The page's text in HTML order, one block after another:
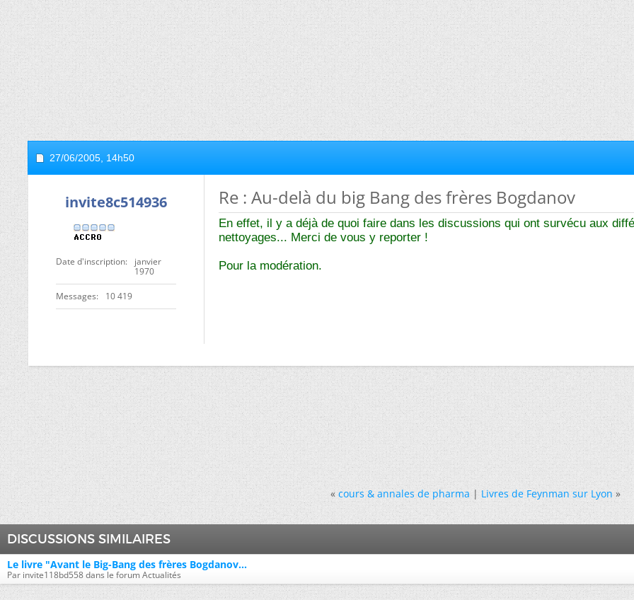
27/06/2005, 14h50
invite8c514936
Date d'inscription
janvier
1970
Messages 10 419
Re : Au-delà du big Bang des frères Bogdanov
En effet, il y a déjà de quoi faire dans les discussions qui ont survécu aux
nettoyages... Merci de vous y reporter !
Pour la modération.
« cours & annales de pharma|Livres de Feynman sur Lyon »
DISCUSSIONS SIMILAIRES
Le livre "Avant le Big-Bang des frères Bogdanov...
Par invite118bd558 dans le forum Actualités